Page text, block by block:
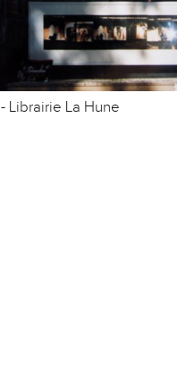
Librairie La Hune